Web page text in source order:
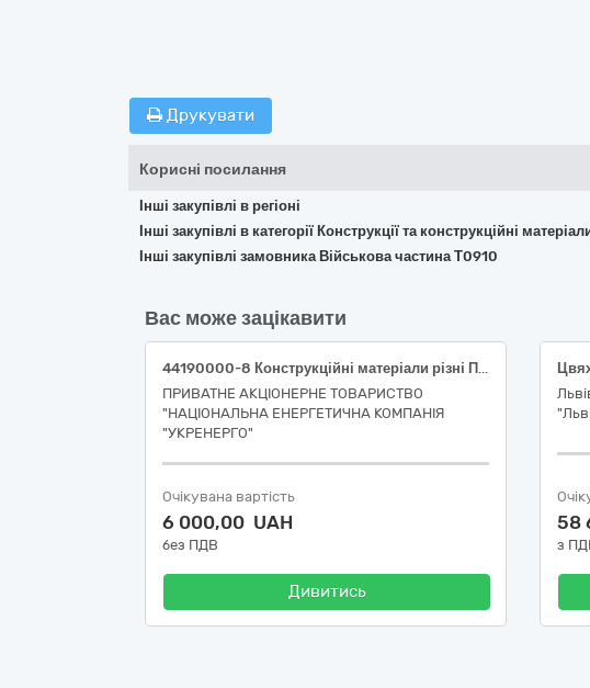
Друкувати
Корисні посилання
Інші закупівлі в регіоні
Інші закупівлі в категорії Конструкції та конструкційні
Інші закупівлі замовника Військова частина Т0910
Вас може зацікавити
44190000-8 Конструкційні матеріали різні Плити та цвяхи (Південне ТУОМ)
ПРИВАТНЕ АКЦІОНЕРНЕ ТОВАРИСТВО
"НАЦІОНАЛЬНА ЕНЕРГЕТИЧНА КОМПАНІЯ
"УКРЕНЕРГО"
Очікувана вартість
6 000,00 UAH
без ПДВ
Дивитись
58
з